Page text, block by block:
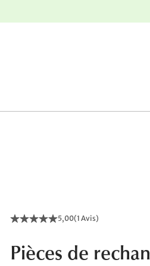
5,00(1 Avis)
Pièces de